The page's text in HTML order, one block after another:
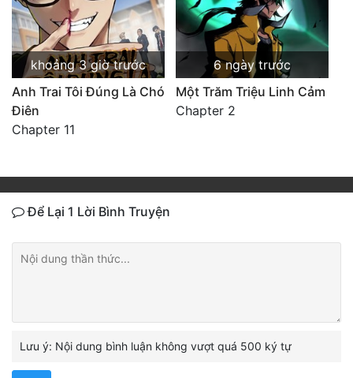
khoảng 3 giờ trước
Anh Trai Tôi Đúng Là Chó
Điên
Chapter 11
6 ngày trước
Một Trăm Triệu Linh Cảm
Chapter 2
Để Lại 1 Lời Bình Truyện
Lưu ý: Nội dung bình luận không vượt quá 500 ký tự